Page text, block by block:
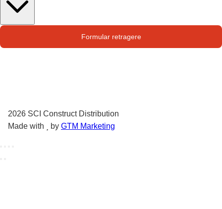
Formular retragere
2026 SCI Construct Distribution
Made with
by GTM Marketing